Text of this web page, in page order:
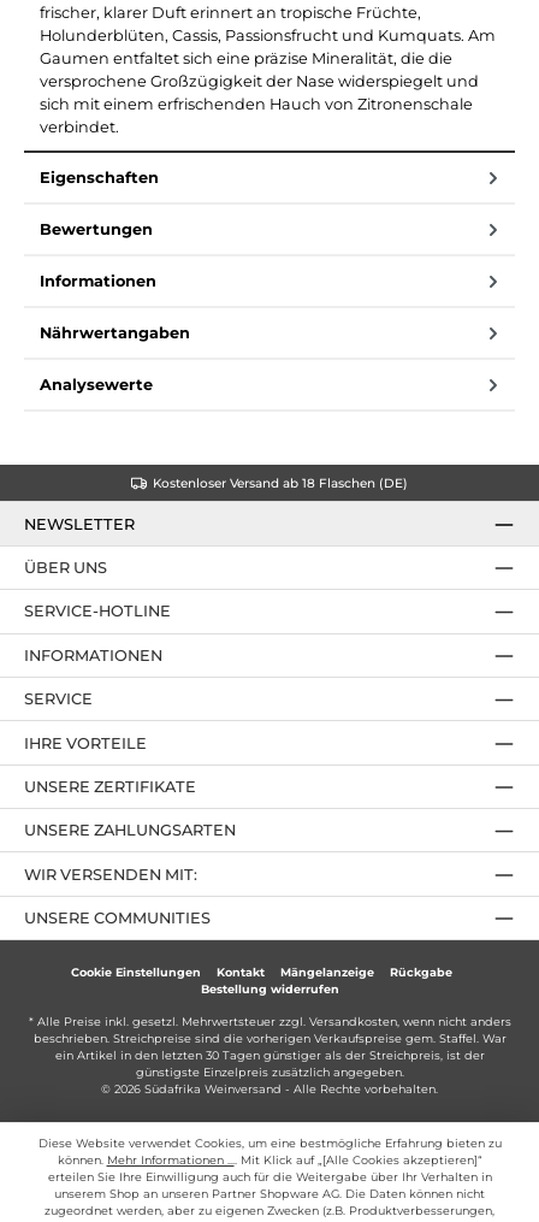
frischer, klarer Duft erinnert an tropische Früchte,
Holunderblüten, Cassis, Passionsfrucht und Kumquats. Am
Gaumen entfaltet sich eine präzise Mineralität, die die
versprochene Großzügigkeit der Nase widerspiegelt und
sich mit einem erfrischenden Hauch von Zitronenschale
verbindet.
Eigenschaften
Bewertungen
Informationen
Nährwertangaben
Analysewerte
Kostenloser Versand ab 18 Flaschen (DE)
NEWSLETTER
SERVICE-HOTLINE
IHRE VORTEILE
UNSERE ZAHLUNGSARTEN
ÜBER UNS
UNSERE ZERTIFIKATE
INFORMATIONEN
SERVICE
UNSERE COMMUNITIES
WIR VERSENDEN MIT:
Cookie Einstellungen Kontakt Mängelanzeige
Rückgabe
Bestellung widerrufen
* Alle Preise inkl. gesetzl. Mehrwertsteuer zzgl. Versandkosten, wenn nicht anders
beschrieben. Streichpreise sind die vorherigen Verkaufspreise gem. Staffel. War
ein Artikel in den letzten 30 Tagen günstiger als der Streichpreis, ist der
günstigste Einzelpreis zusätzlich angegeben.
© 2026 Südafrika Weinversand - Alle Rechte vorbehalten.
Diese Website verwendet Cookies, um eine bestmögliche Erfahrung bieten zu
können. Mehr Informationen ...
. Mit Klick auf „[Alle Cookies akzeptieren]“
erteilen Sie Ihre Einwilligung auch für die Weitergabe über Ihr Verhalten in
unserem Shop an unseren Partner Shopware AG. Die Daten können nicht
zugeordnet werden, aber zu eigenen Zwecken (z.B. Produktverbesserungen,